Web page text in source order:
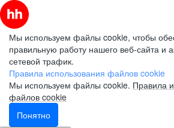
Мы используем файлы cookie, чтобы
правильную работу нашего веб-сайта и
сетевой трафик.
Правила использования файлов cookie
Мы используем файлы cookie. Правила
файлов cookie
Понятно